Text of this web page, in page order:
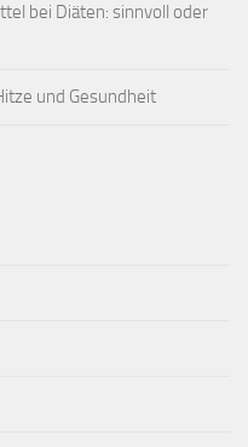
bei Diäten: sinnvoll oder
und Gesundheit